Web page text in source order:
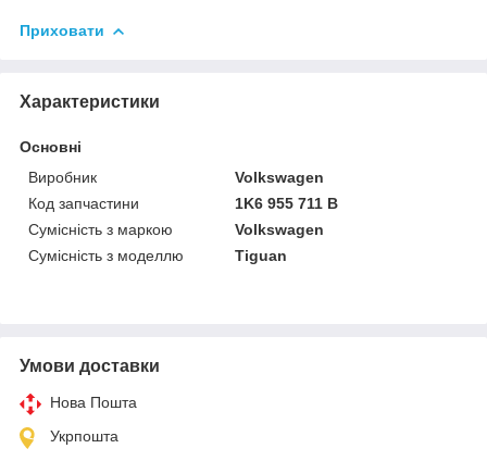
Приховати
Характеристики
Основні
Виробник
Volkswagen
Код запчастини
1K6 955 711 B
Сумісність з маркою
Volkswagen
Сумісність з моделлю
Tiguan
Умови доставки
Нова Пошта
Укрпошта